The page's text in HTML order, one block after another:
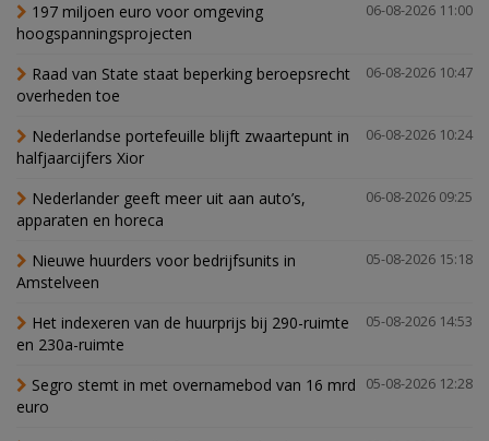
06-08-2026 11:00
197 miljoen euro voor omgeving
hoogspanningsprojecten
06-08-2026 10:47
Raad van State staat beperking beroepsrecht
overheden toe
06-08-2026 10:24
Nederlandse portefeuille blijft zwaartepunt in
halfjaarcijfers Xior
06-08-2026 09:25
Nederlander geeft meer uit aan auto’s,
apparaten en horeca
05-08-2026 15:18
Nieuwe huurders voor bedrijfsunits in
Amstelveen
05-08-2026 14:53
Het indexeren van de huurprijs bij 290-ruimte
en 230a-ruimte
05-08-2026 12:28
Segro stemt in met overnamebod van 16 mrd
euro